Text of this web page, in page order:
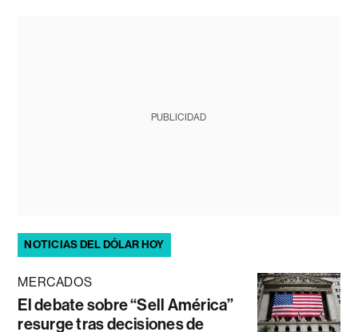
PUBLICIDAD
NOTICIAS DEL DÓLAR HOY
MERCADOS
El debate sobre “Sell América”
resurge tras decisiones de